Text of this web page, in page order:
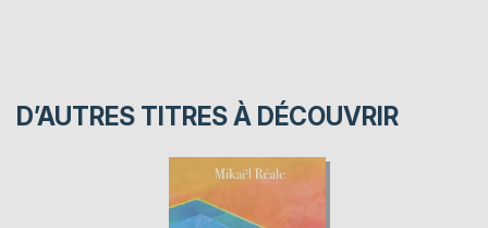
D’AUTRES TITRES À DÉCOUVRIR